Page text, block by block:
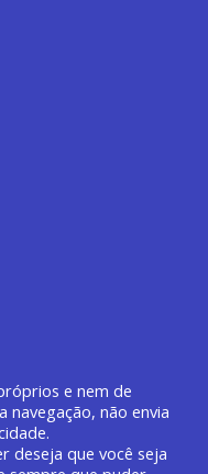
e nem de
navegação, não envia
deseja que você seja